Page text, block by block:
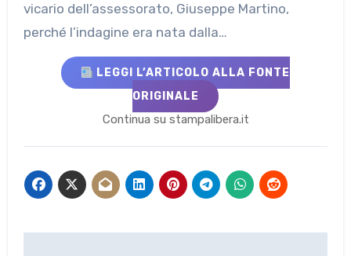
vicario dell’assessorato, Giuseppe Martino,
perché l’indagine era nata dalla…
LEGGI L’ARTICOLO ALLA FONTE
ORIGINALE
Continua su stampalibera.it